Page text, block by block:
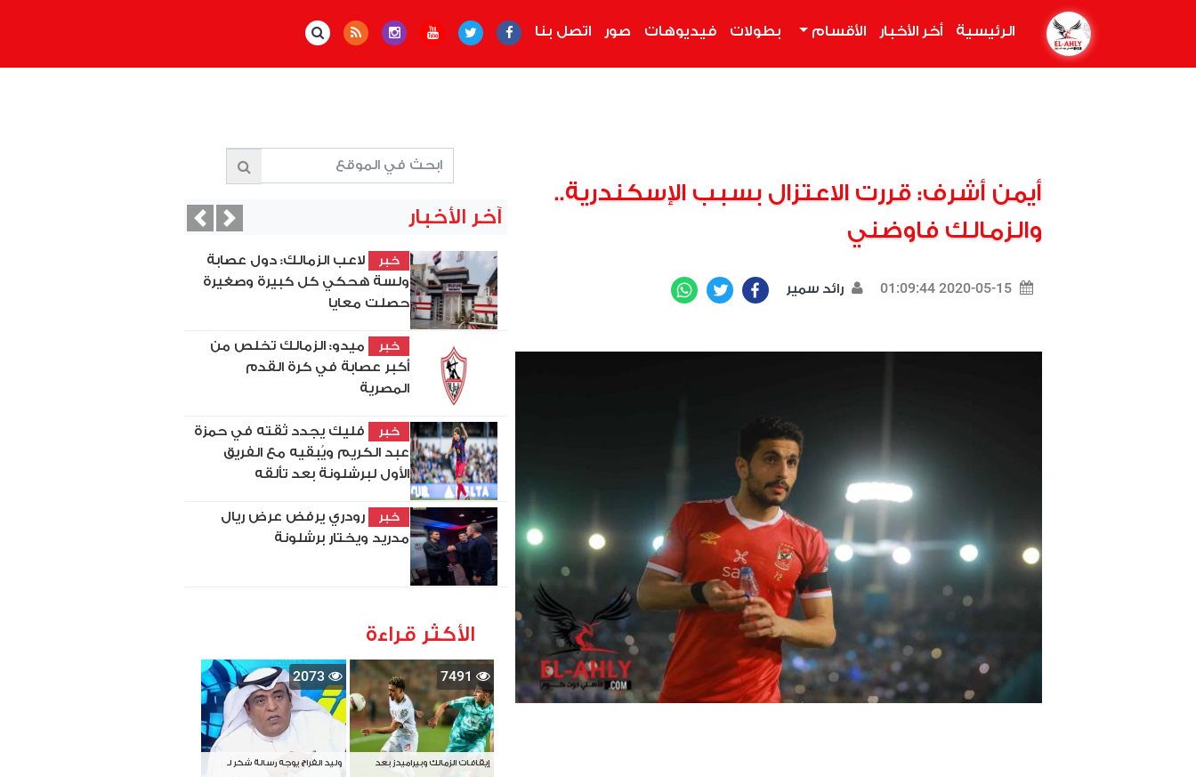
الرئيسية أخر الأخبار الأقسام بطولات فيديوهات صور اتصل بنا
أيمن أشرف: قررت الاعتزال بسبب الإسكندرية..
والزمالك فاوضني
2020-05-15 01:09:44 رائد سمير Facebook
Twitter
آخر الأخبار
خبر
لاعب الزمالك: دول عصابة
ولسة هحكي كل كبيرة وصغيرة
حصلت معايا
خبر
ميدو: الزمالك تخلص من
أكبر عصابة في كرة القدم
المصرية
خبر
فليك يجدد ثقته في حمزة
عبد الكريم ويُبقيه مع الفريق
الأول لبرشلونة بعد تألقه
خبر
رودري يرفض عرض ريال
مدريد ويختار برشلونة
PreviousNext
الأكثر قراءة
7491
إيقافات الزمالك وبيراميدز بعد
2073
وليد الفراج يوجه رسالة شكر لـ